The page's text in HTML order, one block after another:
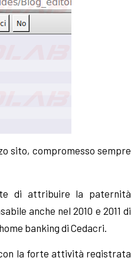
sito, compromesso sempre
di attribuire la paternità
anche nel 2010 e 2011 di
banking di Cedacri.
la forte attività registrata